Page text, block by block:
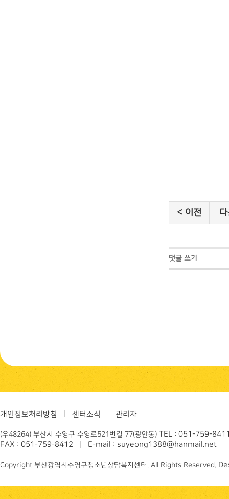
< 이전
댓글 쓰기
개인정보처리방침 센터소식 관리자
(우48264) 부산시 수영구 수영로521번길 77(광안동) TEL : 051-759-
FAX : 051-759-8412
E-mail : suyeong1388@hanmail.net
Copyright 부산광역시수영구청소년상담복지센터. All Rights Reserved.